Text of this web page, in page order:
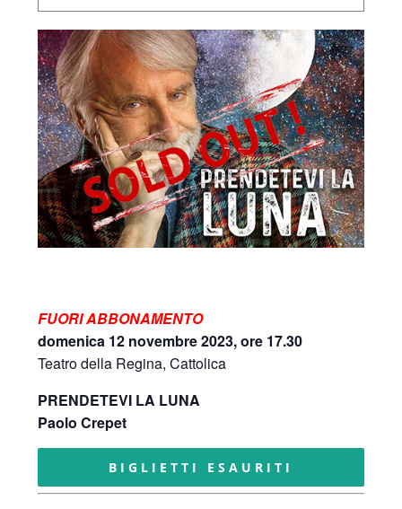
FUORI ABBONAMENTO
domenica 12 novembre 2023, ore 17.30
Teatro della Regina, Cattolica
PRENDETEVI LA LUNA
Paolo Crepet
BIGLIETTI ESAURITI